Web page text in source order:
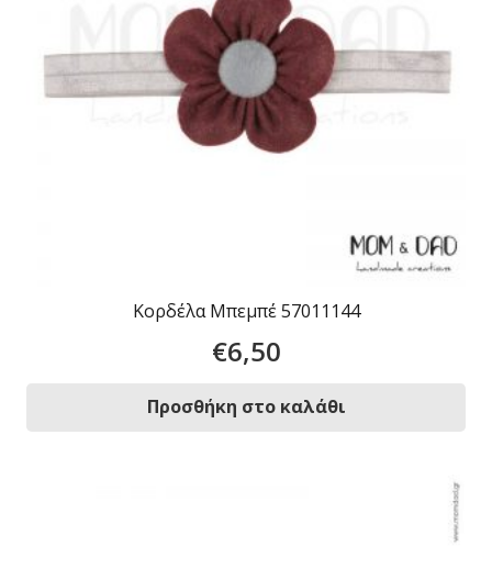
Κορδέλα Μπεμπέ 57011144
€6,50
Προσθήκη στο καλάθι